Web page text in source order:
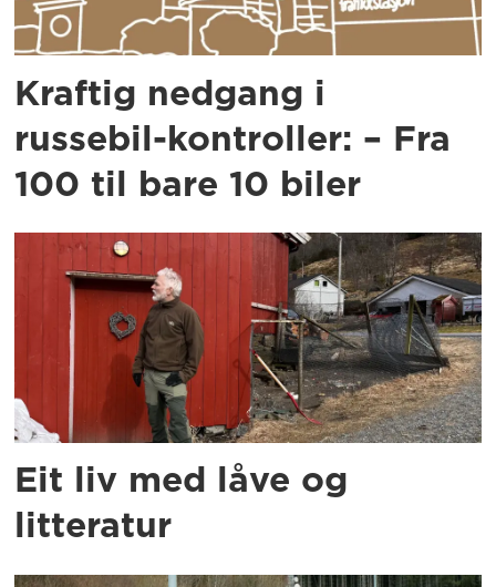
Kraftig nedgang i
russebil-kontroller: – Fra
100 til bare 10 biler
Eit liv med låve og
litteratur